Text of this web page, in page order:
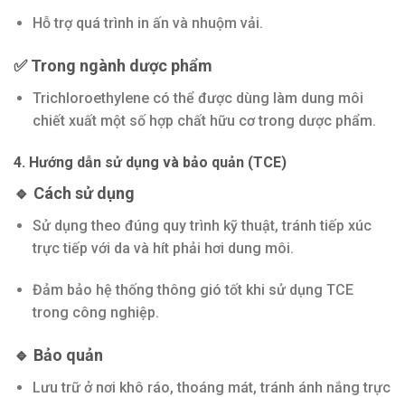
Hỗ trợ quá trình in ấn và nhuộm vải.
✅ Trong ngành dược phẩm
Trichloroethylene có thể được dùng làm dung môi
chiết xuất một số hợp chất hữu cơ trong dược phẩm.
4. Hướng dẫn sử dụng và bảo quản (TCE)
🔹 Cách sử dụng
Sử dụng theo đúng quy trình kỹ thuật, tránh tiếp xúc
trực tiếp với da và hít phải hơi dung môi.
Đảm bảo hệ thống thông gió tốt khi sử dụng TCE
trong công nghiệp.
🔹 Bảo quản
Lưu trữ ở nơi khô ráo, thoáng mát, tránh ánh nắng trực